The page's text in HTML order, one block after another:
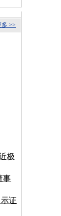
多 >>
极
事
证